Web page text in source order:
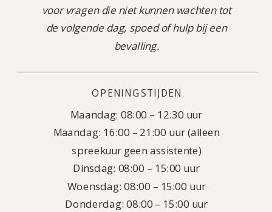
voor vragen die niet kunnen wachten tot
de volgende dag, spoed of hulp bij een
bevalling.
OPENINGSTIJDEN
Maandag: 08:00 – 12:30 uur
Maandag: 16:00 – 21:00 uur (alleen
spreekuur geen assistente)
Dinsdag: 08:00 – 15:00 uur
Woensdag: 08:00 – 15:00 uur
Donderdag: 08:00 – 15:00 uur